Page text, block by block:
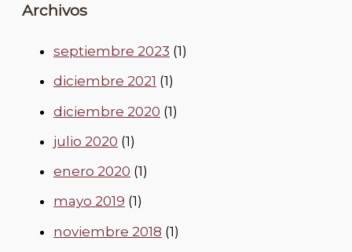
Archivos
septiembre 2023 (1)
diciembre 2021 (1)
diciembre 2020 (1)
julio 2020 (1)
enero 2020 (1)
mayo 2019 (1)
noviembre 2018 (1)